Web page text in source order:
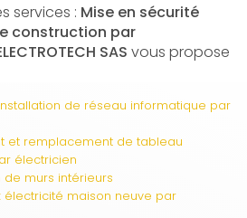
services : Mise en sécurité
construction par
SAS vous propose
de réseau informatique par
et remplacement de tableau
électricien
de murs intérieurs
électricité maison neuve par